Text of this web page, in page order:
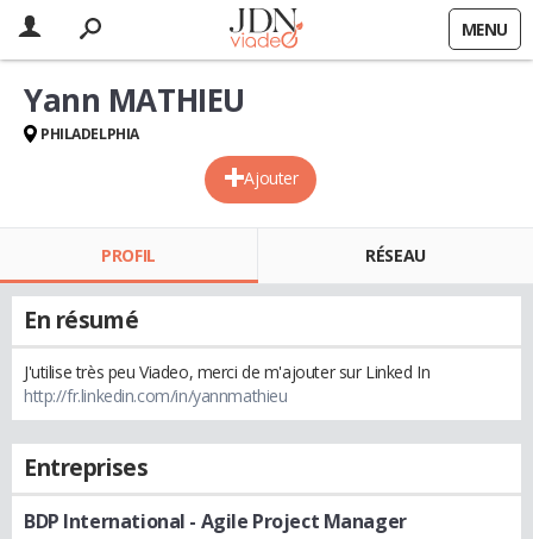
MENU
Ajouter
Yann MATHIEU
PHILADELPHIA
PROFIL RÉSEAU
En résumé
J'utilise très peu Viadeo, merci de m'ajouter sur Linked In
http://fr.linkedin.com/in/yannmathieu
Entreprises
BDP International - Agile Project Manager